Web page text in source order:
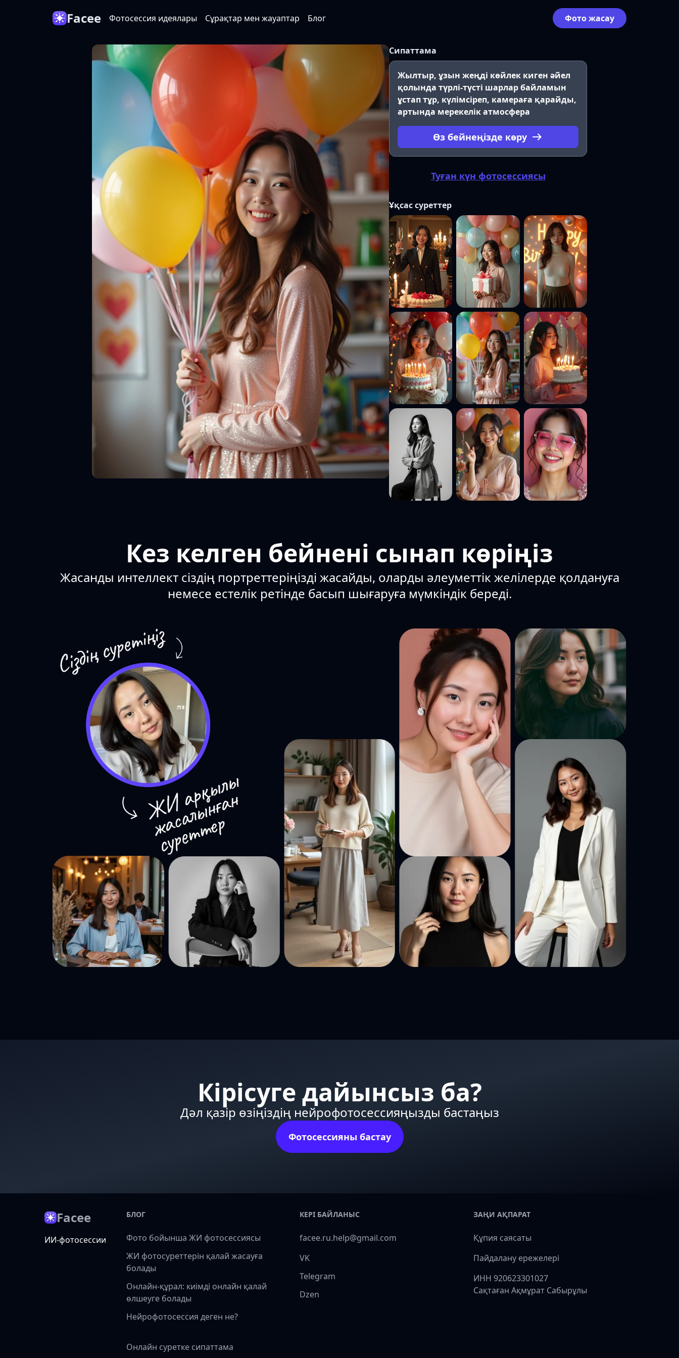
Facee Фотосессия идеялары Сұрақтар мен жауаптар Блог Фото жасау
Сипаттама
Жылтыр, ұзын жеңді көйлек киген әйел
қолында түрлі-түсті шарлар байламын
ұстап тұр, күлімсіреп, камераға қарайды,
артында мерекелік атмосфера
Өз бейнеңізде көру
Туған күн фотосессиясы
Ұқсас суреттер
Кез келген бейнені сынап көріңіз
Жасанды интеллект сіздің портреттеріңізді жасайды, оларды әлеуметтік желілерде қолдануға
немесе естелік ретінде басып шығаруға мүмкіндік береді.
Кірісуге дайынсыз ба?
Дәл қазір өзіңіздің нейрофотосессияңызды бастаңыз
Фотосессияны бастау
Facee
ИИ-фотосессии
БЛОГ
Фото бойынша ЖИ фотосессиясы
ЖИ фотосуреттерін қалай жасауға
болады
Онлайн-құрал: киімді онлайн қалай
өлшеуге болады
Нейрофотосессия деген не?
КЕРІ БАЙЛАНЫС
facee.ru.help@gmail.com
VK
Telegram
Dzen
ЗАҢИ АҚПАРАТ
Құпия саясаты
Пайдалану ережелері
ИНН 920623301027
Сақтаған Ақмұрат Сабырұлы
Онлайн суретке сипаттама